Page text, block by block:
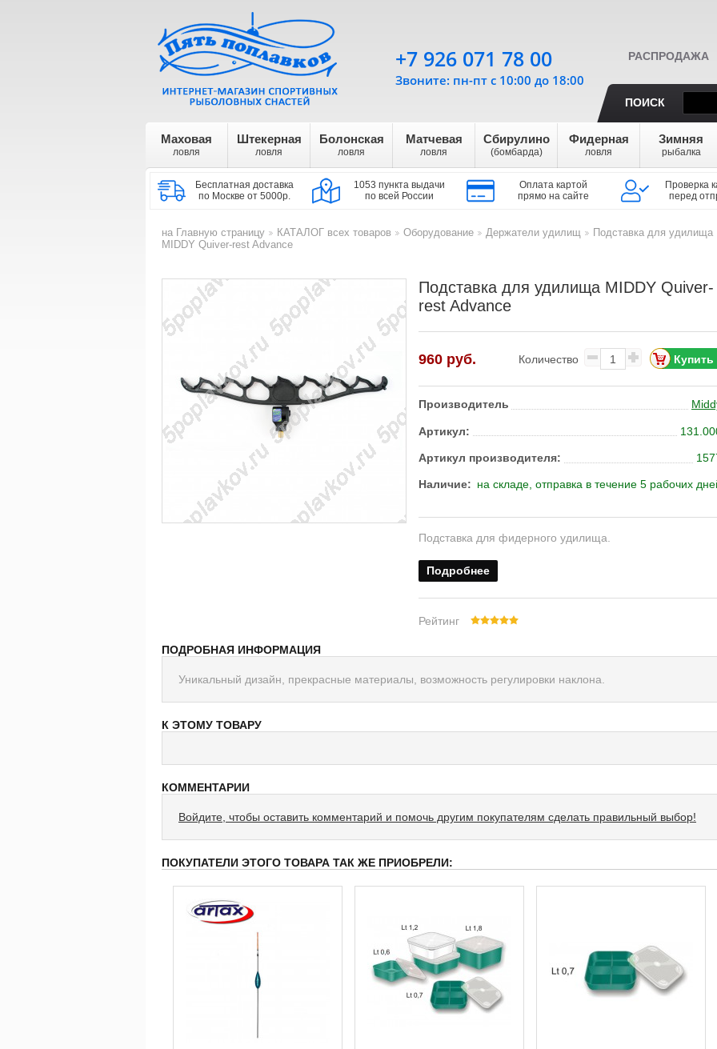
РАСПРОДАЖА
ПОИСК
Маховая
ловля
Штекерная
ловля
Болонская
ловля
Матчевая
ловля
Сбирулино
(бомбарда)
Фидерная
ловля
Зимняя
рыбалка
Бесплатная доставка
по Москве от 5000р.
1053 пункта выдачи
по всей России
Оплата картой
прямо на сайте
Проверка
перед
+7 926 071 78 00
Звоните: пн-пт с 10:00 до 18:00
на Главную страницу
>
КАТАЛОГ всех товаров
Оборудование
Держатели удилищ
Подставка для удилища
MIDDY Quiver-rest Advance
Подставка для удилища MIDDY Quiver-
rest Advance
960 руб. Количество
Производитель
Артикул:
Артикул производителя:
Наличие: на складе, отправка в течение 5 рабочих
Подставка для фидерного удилища.
Подробнее
Рейтинг
ПОДРОБНАЯ ИНФОРМАЦИЯ
Уникальный дизайн, прекрасные материалы, возможность регулировки наклона.
К ЭТОМУ ТОВАРУ
КОММЕНТАРИИ
Войдите, чтобы оставить комментарий и помочь другим покупателям сделать правильный выбор!
ПОКУПАТЕЛИ ЭТОГО ТОВАРА ТАК ЖЕ ПРИОБРЕЛИ: